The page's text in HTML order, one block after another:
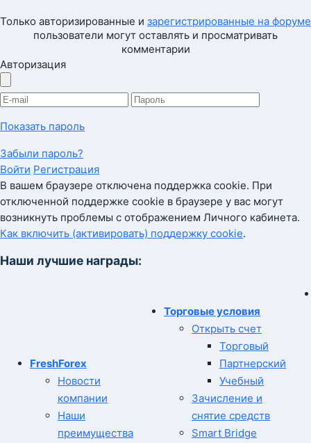
Только авторизированные и зарегистрированные на форуме
пользователи могут оставлять и просматривать
комментарии
Авторизация
Показать пароль
Забыли пароль?
Войти Регистрация
В вашем браузере отключена поддержка cookie. При
отключенной поддержке cookie в браузере у вас могут
возникнуть проблемы с отображением Личного кабинета.
Как включить (активировать) поддержку cookie.
Наши лучшие награды:
FreshForex
Новости
компании
Наши
преимущества
Торговые условия
Открыть счет
Торговый
Партнерский
Учебный
Зачисление и
снятие средств
Smart Bridge